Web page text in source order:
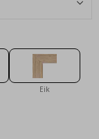
Eik